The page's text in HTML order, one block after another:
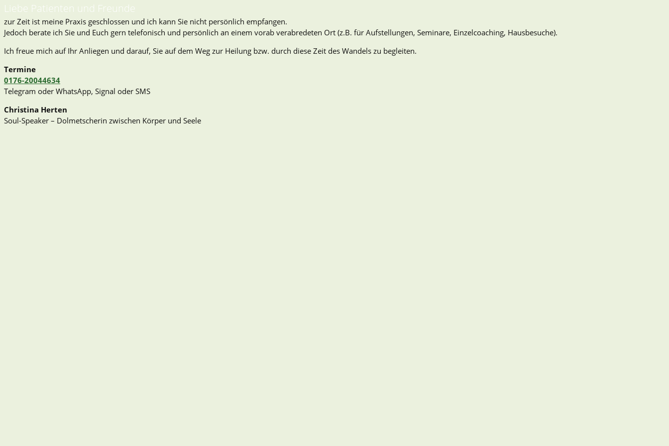
Liebe Patienten und Freunde
zur Zeit ist meine Praxis geschlossen und ich kann Sie nicht persönlich empfangen.
Jedoch berate ich Sie und Euch gern telefonisch und persönlich an einem vorab verabredeten Ort (z.B. für Aufstellungen, Seminare, Einzelcoaching, Hausbesuche).
Ich freue mich auf Ihr Anliegen und darauf, Sie auf dem Weg zur Heilung bzw. durch diese Zeit des Wandels zu begleiten.
Termine
0176-20044634
Telegram oder WhatsApp, Signal oder SMS
Christina Herten
Soul-Speaker – Dolmetscherin zwischen Körper und Seele